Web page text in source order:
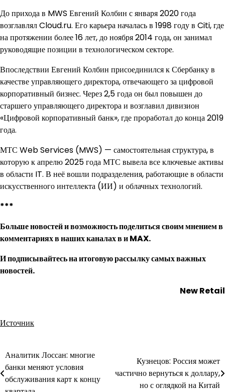
До прихода в MWS Евгений Колбин с января 2020 года
возглавлял Cloud.ru. Его карьера началась в 1998 году в Citi, где
на протяжении более 16 лет, до ноября 2014 года, он занимал
руководящие позиции в технологическом секторе.
Впоследствии Евгений Колбин присоединился к Сбербанку в
качестве управляющего директора, отвечающего за цифровой
корпоративный бизнес. Через 2,5 года он был повышен до
старшего управляющего директора и возглавил дивизион
«Цифровой корпоративный банк», где проработал до конца 2019
года.
МТС Web Services (MWS) — самостоятельная структура, в
которую к апрелю 2025 года МТС вывела все ключевые активы
в области IT. В неё вошли подразделения, работающие в области
искусственного интеллекта (ИИ) и облачных технологий.
***
Больше новостей и возможность поделиться своим мнением в
комментариях в наших каналах виMAX.
Иподписывайтесьна итоговую рассылку самых важных
новостей.
New Retail
Источник
Навигация
по
Аналитик Лоссан: многие
банки меняют условия
обслуживания карт к концу
Кузнецов: Россия может
частично вернуться к доллару,
но с оглядкой на Китай